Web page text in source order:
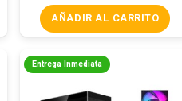
AÑADIR AL CARRITO
Entrega Inmediata